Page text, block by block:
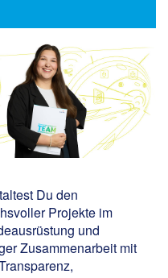
Du den
Projekte im
und
Zusammenarbeit mit